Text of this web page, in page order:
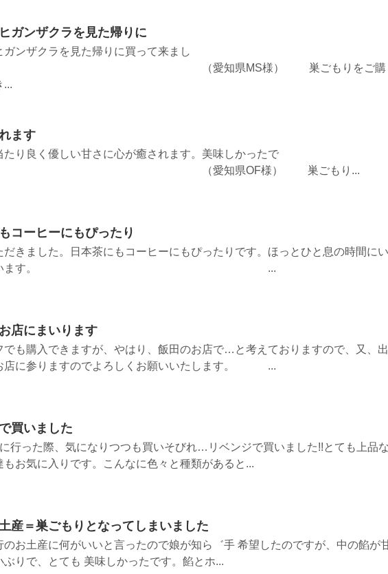
ガンザクラを見た帰りに
ガンザクラを見た帰りに買って来まし
（愛知県MS様） 巣ごもりをご購
...
ます
たり良く優しい甘さに心が癒されます。美味しかったで
（愛知県OF様） 巣ごもり...
コーヒーにもぴったり
だきました。日本茶にもコーヒーにもぴったりです。ほっとひと息の時間にい
いています。 ...
店にまいります
でも購入できますが、やはり、飯田のお店で…と考えておりますので、又、出
店に参りますのでよろしくお願いいたします。 ...
買いました
行った際、気になりつつも買いそびれ…リベンジで買いました!!とても上品
もお気に入りです。こんなに色々と種類があると...
産＝巣ごもりとなってしまいました
のお土産に何がいいと言ったので娘が知ら゛手 希望したのですが、中の餡が
ぶりで、とても 美味しかったです。餡とホ...